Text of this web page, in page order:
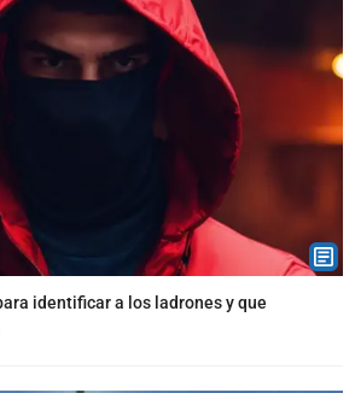
identificar a los ladrones y que